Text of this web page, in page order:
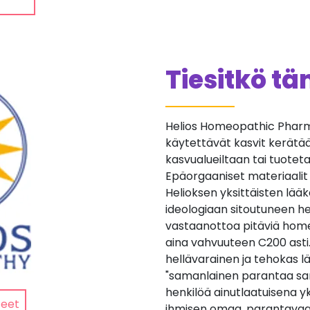
Tiesitkö
Helios Homeopathic
käytettävät kasvit
kasvualueiltaan tai
Epäorgaaniset
Helioksen yksittäisten
ideologiaan sitoutuneen
vastaanottoa pitäviä
aina vahvuuteen C200
hellävarainen ja tehokas
"samanlainen parantaa
henkilöä ainutlaatuisena